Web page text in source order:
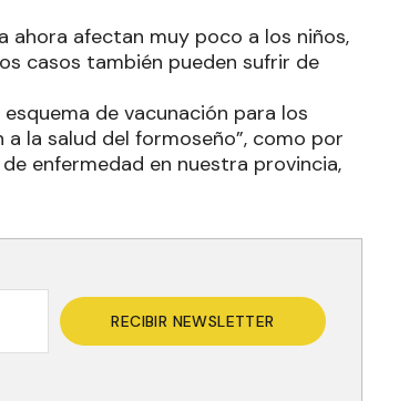
ahora afectan muy poco a los niños,
casos también pueden sufrir de
de vacunación para los
la salud del formoseño”, como por
enfermedad en nuestra provincia,
RECIBIR NEWSLETTER